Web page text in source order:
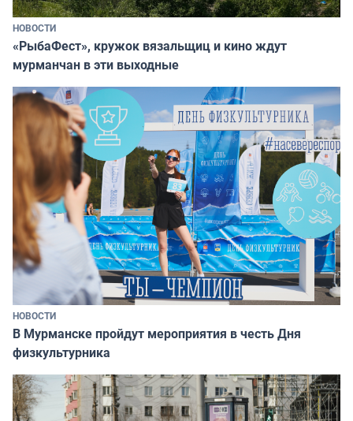
НОВОСТИ
«РыбаФест», кружок вязальщиц и кино ждут
мурманчан в эти выходные
НОВОСТИ
В Мурманске пройдут мероприятия в честь Дня
физкультурника